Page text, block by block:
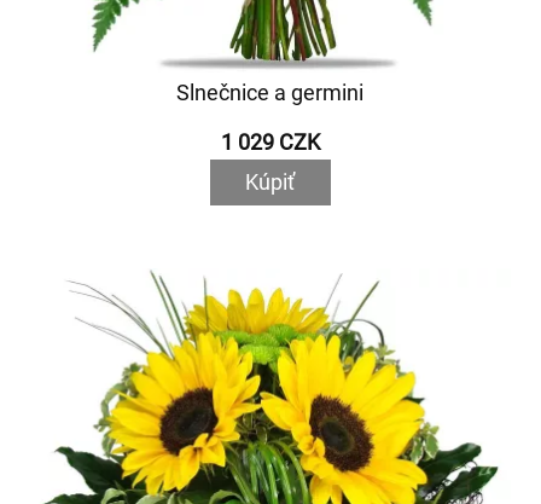
Slnečnice a germini
1 029 CZK
Kúpiť